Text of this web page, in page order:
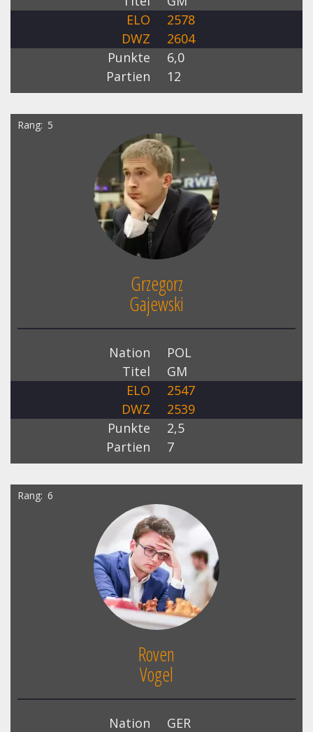
ELO
2578
DWZ
2604
Punkte
6,0
Partien
12
Rang 5
Grzegorz
Gajewski
Nation
POL
Titel
GM
ELO
2547
DWZ
2539
Punkte
2,5
Partien
7
Rang 6
Roven
Vogel
Nation
GER